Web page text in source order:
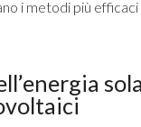
i metodi più